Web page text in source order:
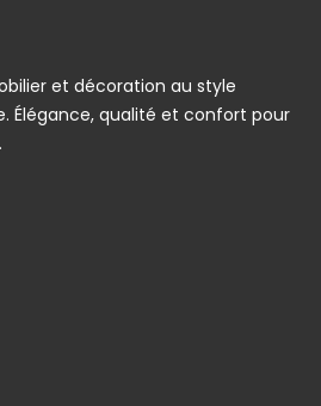
et décoration au style
Élégance, qualité et confort pour